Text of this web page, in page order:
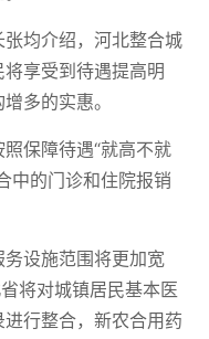
均介绍，河北整合城
享受到待遇提高明
多的实惠。
保障待遇“就高不就
中的门诊和住院报销
设施范围将更加宽
将对城镇居民基本医
行整合，新农合用药